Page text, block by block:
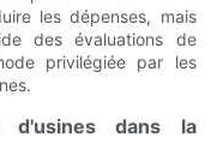
les dépenses, mais
des évaluations de
privilégiée par les
dans la